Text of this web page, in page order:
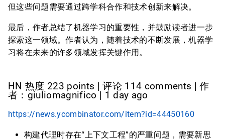
但这些问题需要通过跨学科合作和技术创新来解决。
最后，作者总结了机器学习的重要性，并鼓励读者进一步
探索这一领域。作者认为，随着技术的不断发展，机器学
习将在未来的许多领域发挥关键作用。
HN 热度 223 points | 评论 114 comments | 作
者：giuliomagnifico | 1 day ago
https://news.ycombinator.com/item?id=44450160
构建代理时存在“上下文工程”的严重问题，需要新思